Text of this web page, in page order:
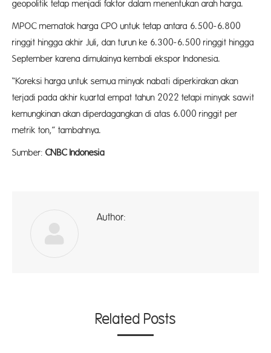
geopolitik tetap menjadi faktor dalam menentukan arah harga.
MPOC mematok harga CPO untuk tetap antara 6.500-6.800
ringgit hingga akhir Juli, dan turun ke 6.300-6.500 ringgit hingga
September karena dimulainya kembali ekspor Indonesia.
“Koreksi harga untuk semua minyak nabati diperkirakan akan
terjadi pada akhir kuartal empat tahun 2022 tetapi minyak sawit
kemungkinan akan diperdagangkan di atas 6.000 ringgit per
metrik ton,” tambahnya.
Sumber: CNBC Indonesia
Author:
Related Posts